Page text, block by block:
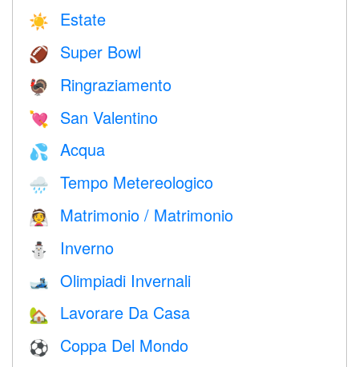
☀️ Estate
🏈 Super Bowl
🦃 Ringraziamento
💘 San Valentino
💦 Acqua
🌧 Tempo Metereologico
👰 Matrimonio / Matrimonio
⛄ Inverno
🎿 Olimpiadi Invernali
🏡 Lavorare Da Casa
⚽ Coppa Del Mondo